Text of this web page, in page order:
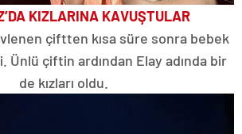
KIZLARINA KAVUŞTULAR
çiftten kısa süre sonra bebek
Ünlü çiftin ardından Elay adında bir
de kızları oldu.